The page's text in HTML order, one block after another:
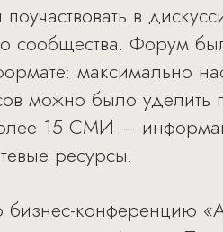
в
сообщества. Форум
максимально
можно было
15 СМИ –
ресурсы.
конференцию